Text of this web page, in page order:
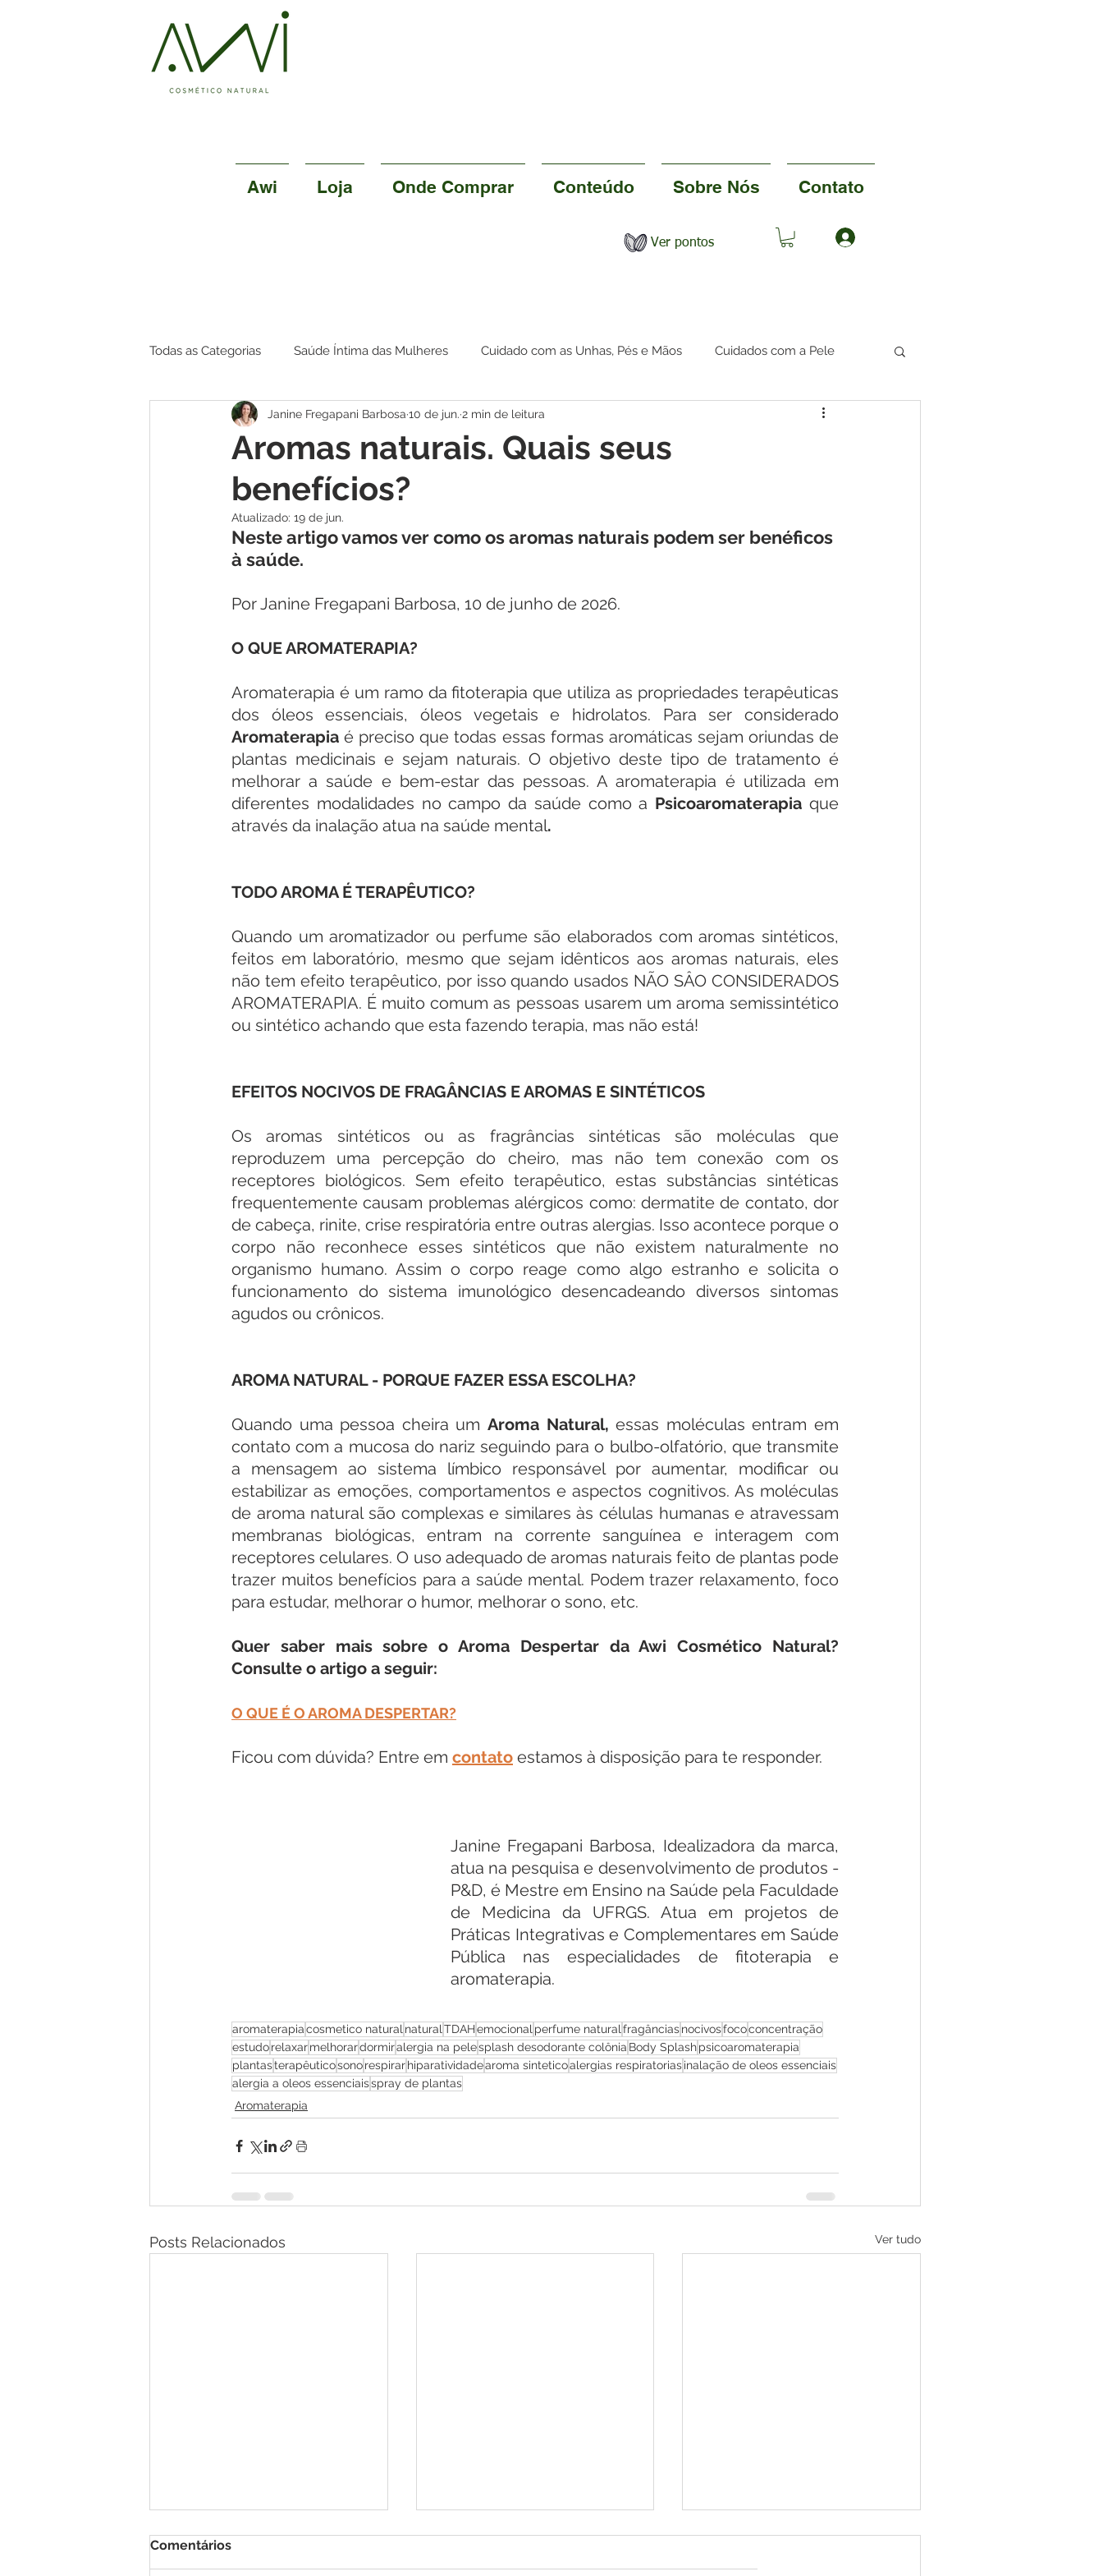
Awi Loja Onde Comprar Conteúdo Sobre Nós Contato
Ver pontos
Todas as Categorias Saúde Íntima das Mulheres Cuidado com as Unhas, Pés e Mãos Cuidados com a Pele
Contato com a Natureza Awi Curadoria Aromaterapia
Aromas naturais. Quais seus
benefícios?
Janine Fregapani Barbosa 10 de jun. 2 min de leitura
Atualizado: 19 de jun.
Neste artigo vamos ver como os aromas naturais podem ser benéficos
à saúde.
Por Janine Fregapani Barbosa, 10 de junho de 2026.
O QUE AROMATERAPIA?
Aromaterapia é um ramo da fitoterapia que utiliza as propriedades terapêuticas
Aromaterapia é preciso que todas essas formas aromáticas sejam oriundas de
plantas medicinais e sejam naturais. O objetivo deste tipo de tratamento é
melhorar a saúde e bem-estar das pessoas. A aromaterapia é utilizada em
diferentes modalidades no campo da saúde como a Psicoaromaterapia que
através da inalação atua na saúde mental.
TODO AROMA É TERAPÊUTICO?
Quando um aromatizador ou perfume são elaborados com aromas sintéticos,
feitos em laboratório, mesmo que sejam idênticos aos aromas naturais, eles
não tem efeito terapêutico, por isso quando usados NÃO SÂO CONSIDERADOS
AROMATERAPIA. É muito comum as pessoas usarem um aroma semissintético
ou sintético achando que esta fazendo terapia, mas não está!
EFEITOS NOCIVOS DE FRAGÂNCIAS E AROMAS E SINTÉTICOS
Os aromas sintéticos ou as fragrâncias sintéticas são moléculas que
reproduzem uma percepção do cheiro, mas não tem conexão com os
receptores biológicos. Sem efeito terapêutico, estas substâncias sintéticas
frequentemente causam problemas alérgicos como: dermatite de contato, dor
de cabeça, rinite, crise respiratória entre outras alergias. Isso acontece porque o
corpo não reconhece esses sintéticos que não existem naturalmente no
organismo humano. Assim o corpo reage como algo estranho e solicita o
funcionamento do sistema imunológico desencadeando diversos sintomas
agudos ou crônicos.
AROMA NATURAL - PORQUE FAZER ESSA ESCOLHA?
Quando uma pessoa cheira um Aroma Natural, essas moléculas entram em
contato com a mucosa do nariz seguindo para o bulbo-olfatório, que transmite
a mensagem ao sistema límbico responsável por aumentar, modificar ou
estabilizar as emoções, comportamentos e aspectos cognitivos. As moléculas
de aroma natural são complexas e similares às células humanas e atravessam
membranas biológicas, entram na corrente sanguínea e interagem com
receptores celulares. O uso adequado de aromas naturais feito de plantas pode
trazer muitos benefícios para a saúde mental. Podem trazer relaxamento, foco
para estudar, melhorar o humor, melhorar o sono, etc.
Quer saber mais sobre o Aroma Despertar da Awi Cosmético Natural?
Consulte o artigo a seguir:
O QUE É O AROMA DESPERTAR?
Ficou com dúvida? Entre em contato estamos à disposição para te responder.
Janine Fregapani Barbosa, Idealizadora da marca,
atua na pesquisa e desenvolvimento de produtos -
P&D, é Mestre em Ensino na Saúde pela Faculdade
de Medicina da UFRGS. Atua em projetos de
Práticas Integrativas e Complementares em Saúde
Pública nas especialidades de fitoterapia e
aromaterapia.
aromaterapiacosmetico natural natural TDAHemocional perfume natural fragânciasnocivosfococoncentração
estudorelaxarmelhorardormiralergia na pelesplash desodorante colônia Body Splashpsicoaromaterapia
plantasterapêuticosonorespirarhiparatividadearoma sinteticoalergias respiratoriasinalação de oleos essenciais
alergia a oleos essenciaisspray de plantas
Aromaterapia
Posts Relacionados Ver tudo
Comentários